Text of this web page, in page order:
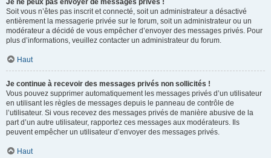
Je ne peux pas envoyer de messages privés !
Soit vous n’êtes pas inscrit et connecté, soit un administrateur a désactivé
entièrement la messagerie privée sur le forum, soit un administrateur ou un
modérateur a décidé de vous empêcher d’envoyer des messages privés. Pour
plus d’informations, veuillez contacter un administrateur du forum.
Haut
Je continue à recevoir des messages privés non sollicités !
Vous pouvez supprimer automatiquement les messages privés d’un utilisateur
en utilisant les règles de messages depuis le panneau de contrôle de
l’utilisateur. Si vous recevez des messages privés de manière abusive de la
part d’un autre utilisateur, rapportez ces messages aux modérateurs. Ils
peuvent empêcher un utilisateur d’envoyer des messages privés.
Haut